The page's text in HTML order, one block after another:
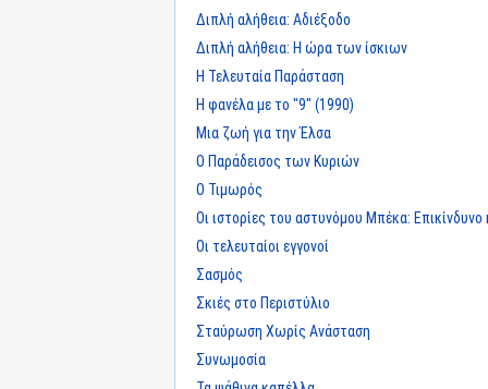
Διπλή αλήθεια: Αδιέξοδο
Διπλή αλήθεια: Η ώρα των ίσκιων
Η Τελευταία Παράσταση
Η φανέλα με το "9" (1990)
Μια ζωή για την Έλσα
Ο Παράδεισος των Κυριών
Ο Τιμωρός
Οι ιστορίες του αστυνόμου Μπέκα: Επικίνδυνο
Οι τελευταίοι εγγονοί
Σασμός
Σκιές στο Περιστύλιο
Σταύρωση Χωρίς Ανάσταση
Συνωμοσία